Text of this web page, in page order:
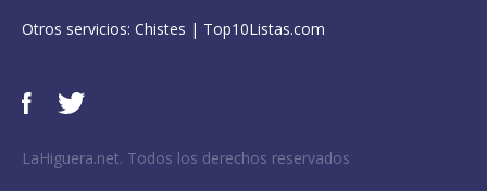
Otros servicios: Chistes | Top10Listas.com
LaHiguera.net. Todos los derechos reservados